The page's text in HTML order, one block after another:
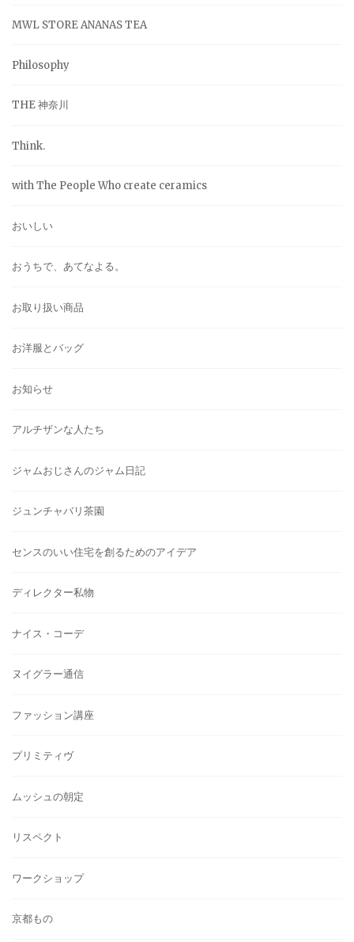
MWL STORE ANANAS TEA
Philosophy
THE 神奈川
Think.
with The People Who create ceramics
おいしい
おうちで、あてなよる。
お取り扱い商品
お洋服とバッグ
お知らせ
アルチザンな人たち
ジャムおじさんのジャム日記
ジュンチャバリ茶園
センスのいい住宅を創るためのアイデア
ディレクター私物
ナイス・コーデ
ヌイグラー通信
ファッション講座
プリミティヴ
ムッシュの朝定
リスペクト
ワークショップ
京都もの